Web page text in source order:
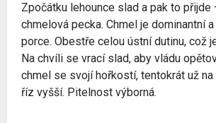
Zpočátku lehounce slad a pak to přijde
chmelová pecka. Chmel je dominantní
porce. Obestře celou ústní dutinu, což
Na chvíli se vrací slad, aby vládu
chmel se svojí hořkostí, tentokrát už na
říz vyšší. Pitelnost výborná.